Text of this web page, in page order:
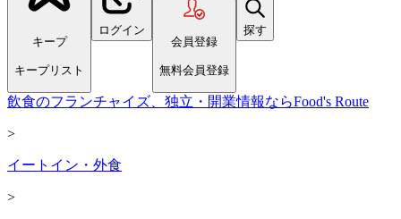
キープ
キープリスト
ログイン
会員登録
無料会員登録
探す
飲食のフランチャイズ、独立・開業情報ならFood's Route
>
イートイン・外食
>